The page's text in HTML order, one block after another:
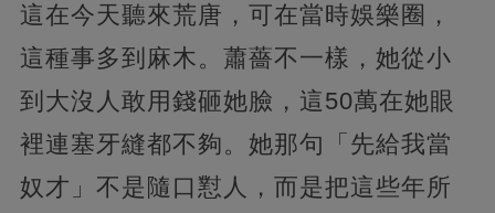
這在今天聽來荒唐，可在當時娛樂圈，
這種事多到麻木。蕭薔不一樣，她從小
到大沒人敢用錢砸她臉，這50萬在她眼
裡連塞牙縫都不夠。她那句「先給我當
奴才」不是隨口懟人，而是把這些年所